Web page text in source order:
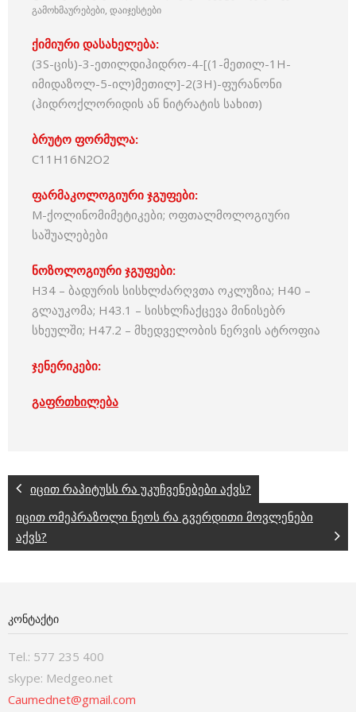
გამოხმაურებები, დაიჯესტები
ქიმიური დასახელება:
(3S-ცის)-3-ეთილდიჰიდრო-4-[(1-მეთილ-1H-
იმიდაზოლ-5-ილ)მეთილ]-2(3H)-ფურანონი
(ჰიდროქლორიდის ან ნიტრატის სახით)
ბრუტო ფორმულა:
C11H16N2O2
ფარმაკოლოგიური ჯგუფები:
M-ქოლინომიმეტიკები; ოფთალმოლოგიური
საშუალებები
ნოზოლოგიური ჯგუფები:
H34 – ბადურის სისხლძარღვთა ოკლუზია; H40 –
გლაუკომა; H43.1 – სისხლჩაქცევა მინისებრ
სხეულში; H47.2 – მხედველობის ნერვის ატროფია
ჯენერიკები:
გაფრთხილება
იცით რაპიტუსს რა უკუჩვენებები აქვს?
იცით ომეპრაზოლი ნეოს რა გვერდითი მოვლენები
აქვს?
ᲙᲝᲜᲢᲐᲥᲢᲘ
Tel.: 577 235 400
skype: Medgeo.net
Caumednet@gmail.com